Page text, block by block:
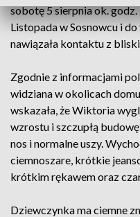
sobotę 5 sierpnia ok. godz.
Listopada w Sosnowcu i
nawiązała kontaktu z
Zgodnie z informacjami
widziana w okolicach
wskazała, że Wiktoria
wzrostu i szczupłą
nos i normalne uszy.
ciemnoszare, krótkie
krótkim rękawem oraz
Dziewczynka ma ciemne